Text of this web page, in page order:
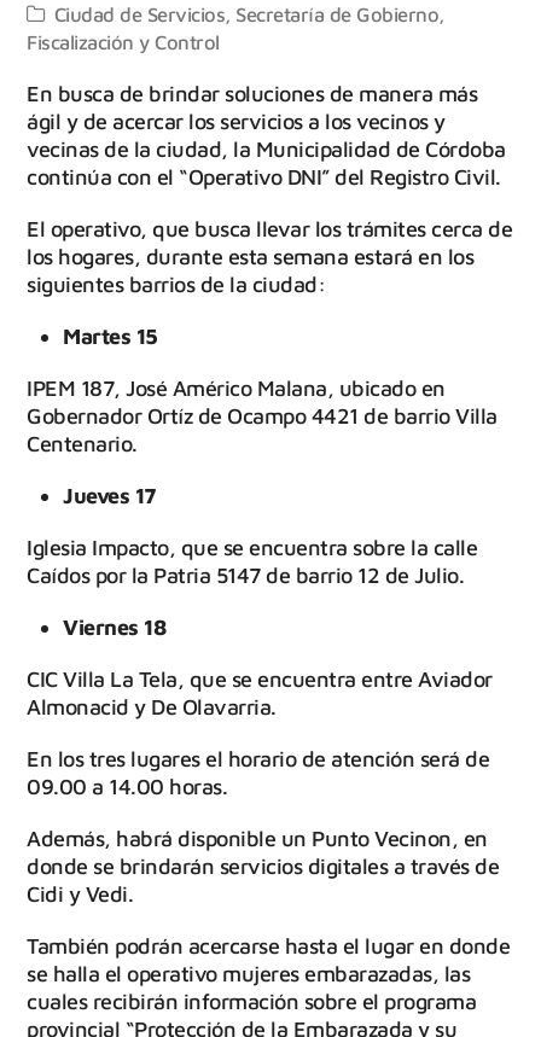
Ciudad de Servicios Secretaría de Gobierno,
Fiscalización y Control
En busca de brindar soluciones de manera más
ágil y de acercar los servicios a los vecinos y
vecinas de la ciudad, la Municipalidad de Córdoba
continúa con el “Operativo DNI” del Registro Civil.
El operativo, que busca llevar los trámites cerca de
los hogares, durante esta semana estará en los
siguientes barrios de la ciudad:
Martes 15
IPEM 187, José Américo Malana, ubicado en
Gobernador Ortíz de Ocampo 4421 de barrio Villa
Centenario.
Jueves 17
Iglesia Impacto, que se encuentra sobre la calle
Caídos por la Patria 5147 de barrio 12 de Julio.
Viernes 18
CIC Villa La Tela, que se encuentra entre Aviador
Almonacid y De Olavarria.
En los tres lugares el horario de atención será de
09.00 a 14.00 horas.
Además, habrá disponible un Punto Vecinon, en
donde se brindarán servicios digitales a través de
Cidi y Vedi.
También podrán acercarse hasta el lugar en donde
se halla el operativo mujeres embarazadas, las
cuales recibirán información sobre el programa
provincial “Protección de la Embarazada y su